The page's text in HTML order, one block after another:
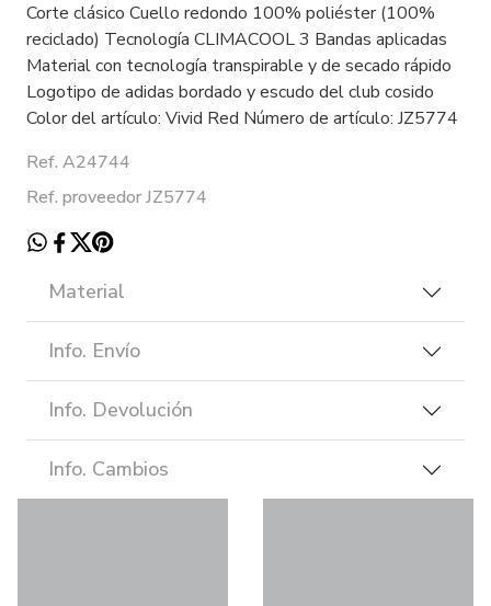
Corte clásico Cuello redondo 100% poliéster (100%
reciclado) Tecnología CLIMACOOL 3 Bandas aplicadas
Material con tecnología transpirable y de secado rápido
Logotipo de adidas bordado y escudo del club cosido
Color del artículo: Vivid Red Número de artículo: JZ5774
Ref. A24744
Ref. proveedor JZ5774
Material
Info. Envío
Info. Devolución
Info. Cambios